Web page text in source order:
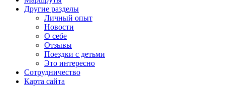
Другие разделы
Личный опыт
Новости
О себе
Отзывы
Поездки с детьми
Это интересно
Сотрудничество
Карта сайта